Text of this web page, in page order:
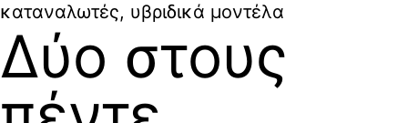
καταναλωτές, υβριδικά μοντέλα
Δύο στους